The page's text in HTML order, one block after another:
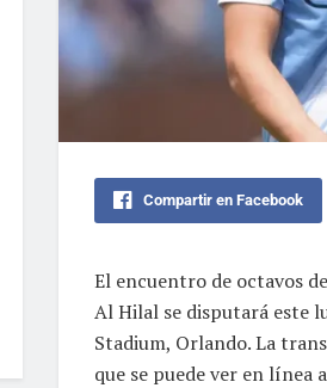
Compartir en Facebook
El encuentro de octavos
Al Hilal se disputará este
Stadium, Orlando. La
que se puede ver en línea